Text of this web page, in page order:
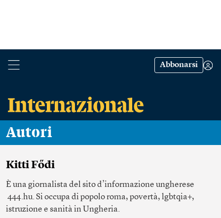
Abbonarsi
Autori
Kitti Fődi
È una giornalista del sito d’informazione ungherese
444.hu. Si occupa di popolo roma, povertà, lgbtqia+,
istruzione e sanità in Ungheria.